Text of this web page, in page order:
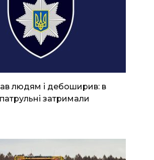
людям і дебоширив: в
затримали